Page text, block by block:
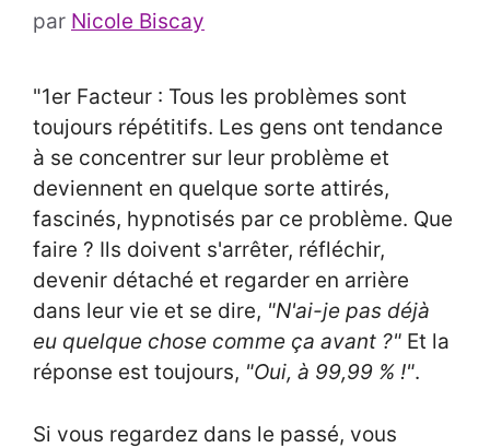
par Nicole Biscay
"1er Facteur : Tous les problèmes sont
toujours répétitifs. Les gens ont tendance
à se concentrer sur leur problème et
deviennent en quelque sorte attirés,
fascinés, hypnotisés par ce problème. Que
faire ? Ils doivent s'arrêter, réfléchir,
devenir détaché et regarder en arrière
dans leur vie et se dire, "N'ai-je pas déjà
eu quelque chose comme ça avant ?" Et la
réponse est toujours, "Oui, à 99,99 % !".
Si vous regardez dans le passé, vous